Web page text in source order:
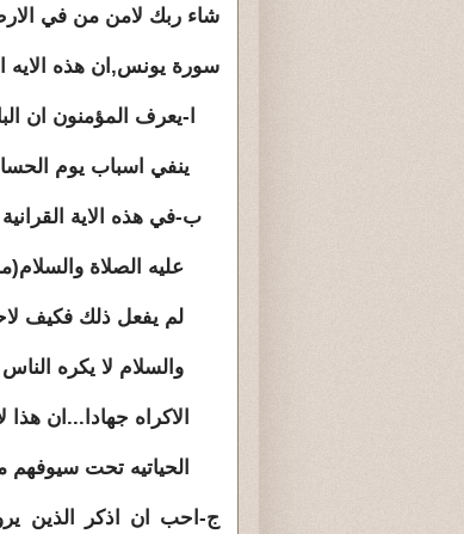
شاء ربك لامن من في الارض
سورة يونس,ان هذه الايه
ا-يعرف المؤمنون ان
ينفي اسباب يوم الحساب
ب-في هذه الاية
عليه الصلاة
لم يفعل ذلك فكيف لاحد
والسلام لا يكره الناس
الاكراه جهادا...ان هذا
الحياتيه تحت سيوفهم
ج-احب ان اذكر الذين